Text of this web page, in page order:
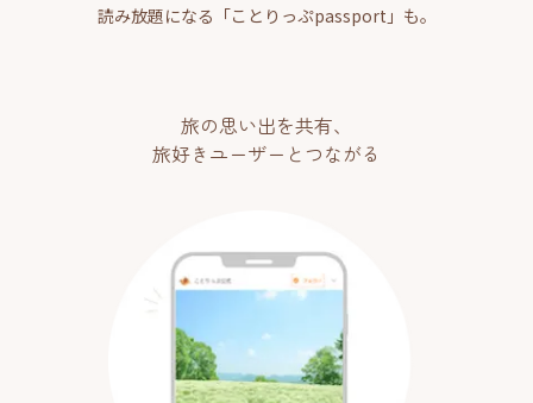
読み放題になる「ことりっぷpassport」も。
旅の思い出を共有、
旅好きユーザーとつながる